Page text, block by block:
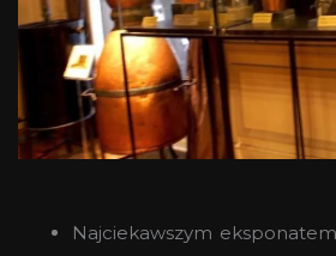
Najciekawszym